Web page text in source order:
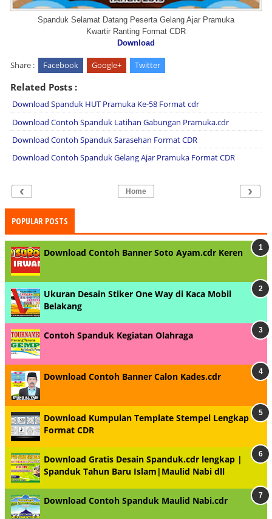
Spanduk Selamat Datang Peserta Gelang Ajar Pramuka
Kwartir Ranting Format CDR
Download
Share : Facebook Google+ Twitter
Related Posts :
Download Spanduk HUT Pramuka Ke-58 Format cdr
Download Contoh Spanduk Latihan Gabungan Pramuka.cdr
Download Contoh Spanduk Sarasehan Format CDR
Download Contoh Spanduk Gelang Ajar Pramuka Format CDR
‹ ›
Home
POPULAR POSTS
Download Contoh Banner Soto Ayam.cdr Keren
Ukuran Desain Stiker One Way di Kaca Mobil
Belakang
Contoh Spanduk Kegiatan Olahraga
Download Contoh Banner Calon Kades.cdr
Download Kumpulan Template Stempel Lengkap
Format CDR
Download Gratis Desain Spanduk.cdr lengkap |
Spanduk Tahun Baru Islam|Maulid Nabi dll
Download Contoh Spanduk Maulid Nabi.cdr